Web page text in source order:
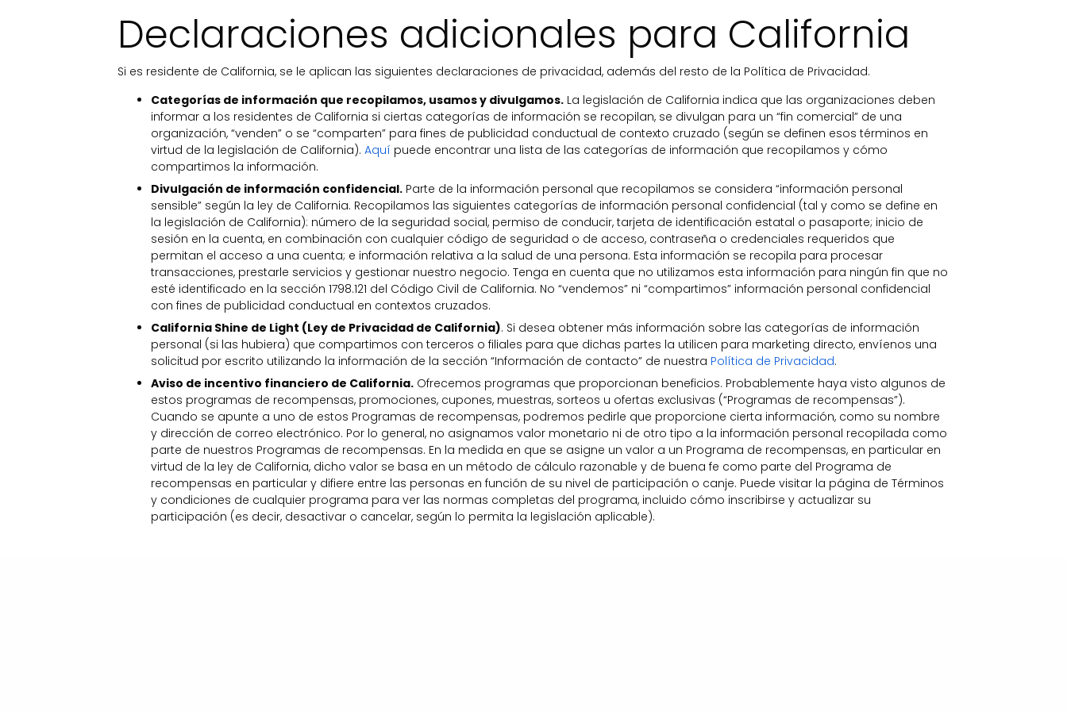
Declaraciones adicionales para California
Si es residente de California, se le aplican las siguientes declaraciones de privacidad, además del resto de la Política de Privacidad.
Categorías de información que recopilamos, usamos y divulgamos. La legislación de California indica que las organizaciones deben
informar a los residentes de California si ciertas categorías de información se recopilan, se divulgan para un “fin comercial” de una
organización, “venden” o se “comparten” para fines de publicidad conductual de contexto cruzado (según se definen esos términos en
virtud de la legislación de California).Aquí puede encontrar una lista de las categorías de información que recopilamos y cómo
compartimos la información.
Divulgación de información confidencial. Parte de la información personal que recopilamos se considera “información personal
sensible” según la ley de California. Recopilamos las siguientes categorías de información personal confidencial (tal y como se define en
la legislación de California): número de la seguridad social, permiso de conducir, tarjeta de identificación estatal o pasaporte; inicio de
sesión en la cuenta, en combinación con cualquier código de seguridad o de acceso, contraseña o credenciales requeridos que
permitan el acceso a una cuenta; e información relativa a la salud de una persona. Esta información se recopila para procesar
transacciones, prestarle servicios y gestionar nuestro negocio. Tenga en cuenta que no utilizamos esta información para ningún fin que no
esté identificado en la sección 1798.121 del Código Civil de California. No “vendemos” ni “compartimos” información personal confidencial
con fines de publicidad conductual en contextos cruzados.
California Shine de Light (Ley de Privacidad de California). Si desea obtener más información sobre las categorías de información
personal (si las hubiera) que compartimos con terceros o filiales para que dichas partes la utilicen para marketing directo, envíenos una
solicitud por escrito utilizando la información de la sección “Información de contacto” de nuestra Política de Privacidad.
Aviso de incentivo financiero de California. Ofrecemos programas que proporcionan beneficios. Probablemente haya visto algunos de
estos programas de recompensas, promociones, cupones, muestras, sorteos u ofertas exclusivas (“Programas de recompensas”).
Cuando se apunte a uno de estos Programas de recompensas, podremos pedirle que proporcione cierta información, como su nombre
y dirección de correo electrónico. Por lo general, no asignamos valor monetario ni de otro tipo a la información personal recopilada como
parte de nuestros Programas de recompensas. En la medida en que se asigne un valor a un Programa de recompensas, en particular en
virtud de la ley de California, dicho valor se basa en un método de cálculo razonable y de buena fe como parte del Programa de
recompensas en particular y difiere entre las personas en función de su nivel de participación o canje. Puede visitar la página de Términos
y condiciones de cualquier programa para ver las normas completas del programa, incluido cómo inscribirse y actualizar su
participación (es decir, desactivar o cancelar, según lo permita la legislación aplicable).